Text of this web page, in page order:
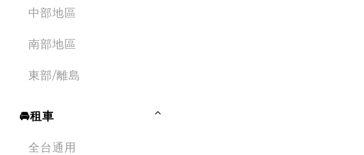
中部地區
南部地區
東部/離島
🚘租車
全台通用